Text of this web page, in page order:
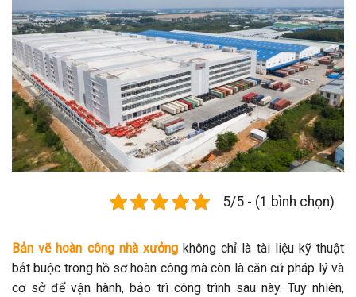
5/5 - (1 bình chọn)
Bản vẽ hoàn công nhà xưởngkhông chỉ là tài liệu kỹ thuật
bắt buộc trong hồ sơ hoàn công mà còn là căn cứ pháp lý và
cơ sở để vận hành, bảo trì công trình sau này. Tuy nhiên,